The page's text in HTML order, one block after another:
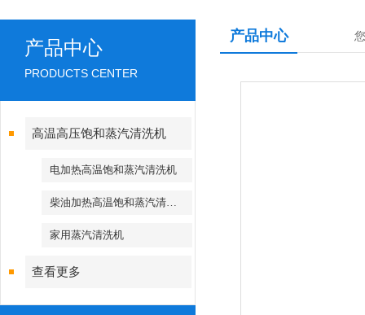
产品中心
PRODUCTS CENTER
高温高压饱和蒸汽清洗机
电加热高温饱和蒸汽清洗机
柴油加热高温饱和蒸汽清洗机
家用蒸汽清洗机
查看更多
产品中心